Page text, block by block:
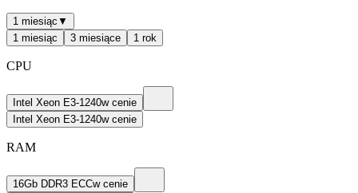
1 miesiąc ▼
1 miesiąc
3 miesiące 1 rok
CPU
Intel Xeon E3-1240w cenie
Intel Xeon E3-1240w cenie
RAM
16Gb DDR3 ECCw cenie